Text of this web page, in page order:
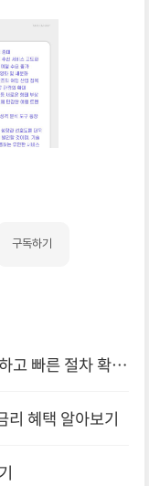
구독하기
고 빠른 절차 확인
리 혜택 알아보기